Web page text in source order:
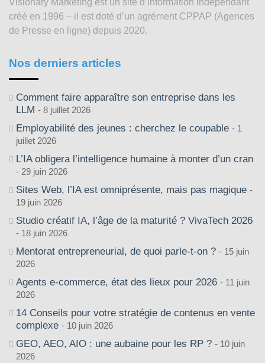
2003
créé en 1996 – il est doté d’un agrément CPPAP (Agences
de Presse en ligne) depuis 2020.
Nos derniers articles
Comment faire apparaître son entreprise dans les
LLM
8 juillet 2026
Employabilité des jeunes : cherchez le coupable
1
juillet 2026
L’IA obligera l’intelligence humaine à monter d’un cran
29 juin 2026
Sites Web, l’IA est omniprésente, mais pas magique
19 juin 2026
Studio créatif IA, l’âge de la maturité ? VivaTech 2026
18 juin 2026
Mentorat entrepreneurial, de quoi parle-t-on ?
15 juin
2026
Agents e-commerce, état des lieux pour 2026
11 juin
2026
14 Conseils pour votre stratégie de contenus en vente
complexe
10 juin 2026
GEO, AEO, AIO : une aubaine pour les RP ?
10 juin
2026